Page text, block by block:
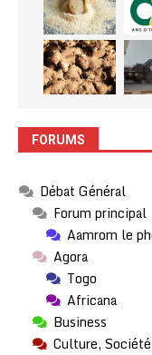
FORUMS
Débat Général
Forum principal
Aamrom le
Agora
Togo
Africana
Business
Culture,